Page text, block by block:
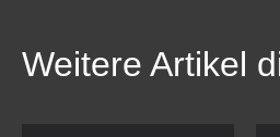
Weitere Artikel